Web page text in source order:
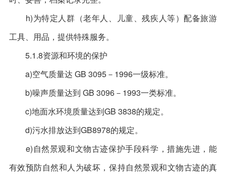
h)为特定人群（老年人、儿童、残疾人等）配备旅游
工具、用品，提供特殊服务。
5.1.8资源和环境的保护
a)空气质量达 GB 3095－1996一级标准。
b)噪声质量达到 GB 3096－1993一类标准。
c)地面水环境质量达到GB 3838的规定。
d)污水排放达到GB8978的规定。
e)自然景观和文物古迹保护手段科学，措施先进，能
有效预防自然和人为破坏，保持自然景观和文物古迹的真